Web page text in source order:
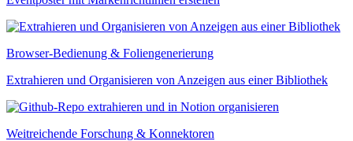
Browser-Bedienung & Foliengenerierung
Extrahieren und Organisieren von Anzeigen aus einer Bibliothek
Weitreichende Forschung & Konnektoren